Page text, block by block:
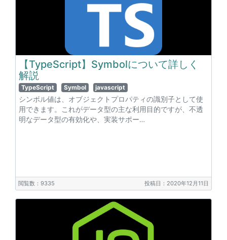
【TypeScript】Symbolについて詳しく
解説
TypeScript Symbol javascript
シンボル値は、オブジェクトプロパティの識別子として使
用できます。これがデータ型の主な利用目的ですが、不透
明なデータ型の有効化や、実装サポー…
閲覧数：9335 投稿日：2020年12月11日